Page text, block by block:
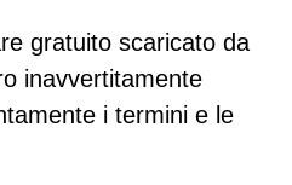
gratuito scaricato da
inavvertitamente
i termini e le